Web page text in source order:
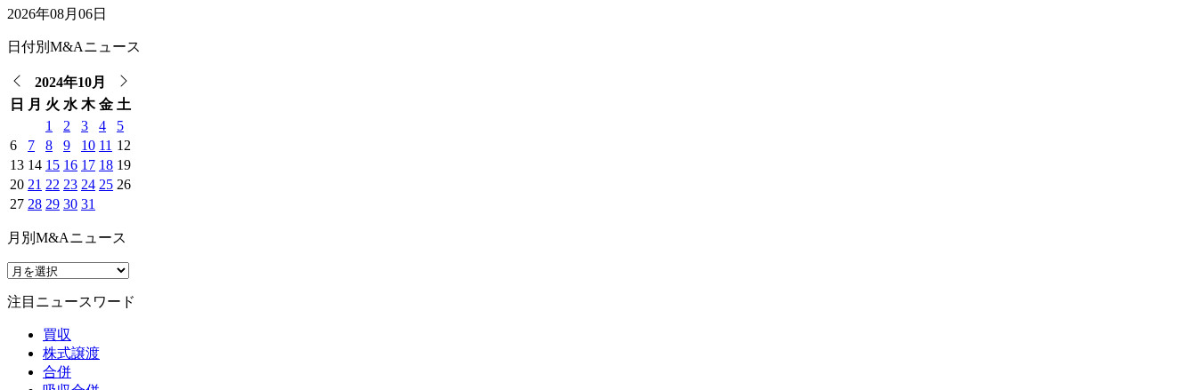
2026年08月06日
日付別M&Aニュース
2024年10月
日
月 火 水 木 金 土
1
2 3 4
5
6
7 8 9 10 11 12
13 14 15 16 17 18 19
20 21 22 23 24 25 26
27 28 29 30 31
月別M&Aニュース
注目ニュースワード
買収
株式譲渡
合併